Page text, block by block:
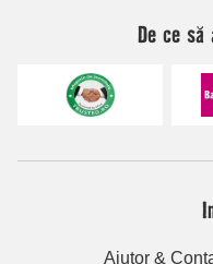
De ce să
Ajutor &